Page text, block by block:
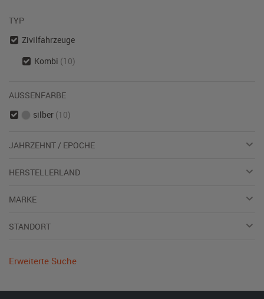
TYP
Zivilfahrzeuge
Kombi (10)
AUSSENFARBE
silber (10)
JAHRZEHNT / EPOCHE
HERSTELLERLAND
MARKE
STANDORT
Erweiterte Suche